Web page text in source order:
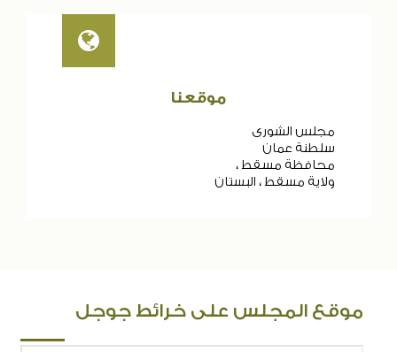
موقعنا
مجلس الشورى
سلطنة عمان
محافظة مسقط ،
ولاية مسقط ، البستان
موقع المجلس على خرائط جوجل